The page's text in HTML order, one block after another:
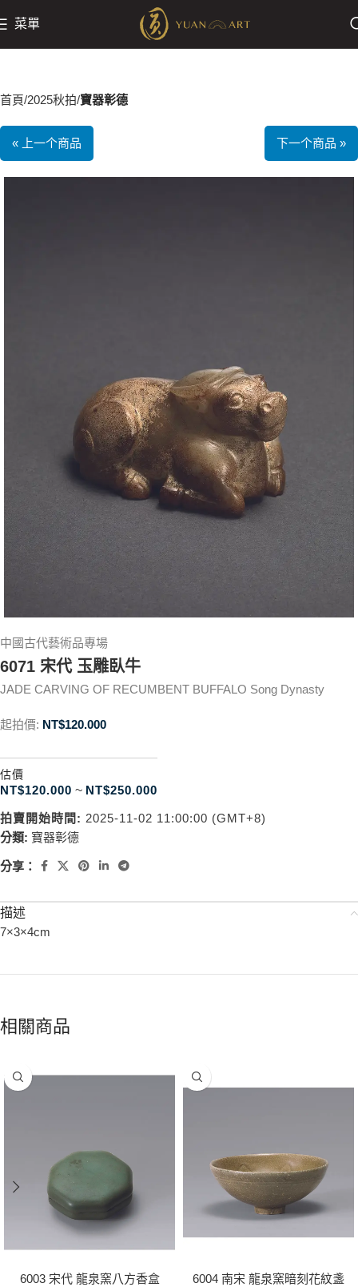
菜單
首頁 2025秋拍 寶器彰德
« 上一个商品 下一个商品 »
中國古代藝術品專場
6071 宋代 玉雕臥牛
JADE CARVING OF RECUMBENT BUFFALO Song Dynasty
起拍價: NT$120.000
估價
NT$120.000 ~ NT$250.000
拍賣開始時間: 2025-11-02 11:00:00 (GMT+8)
分類: 寶器彰德
分享：
描述
7×3×4cm
相關商品
6003 宋代 龍泉窯八方香盒 6004 南宋 龍泉窯暗刻花紋盞